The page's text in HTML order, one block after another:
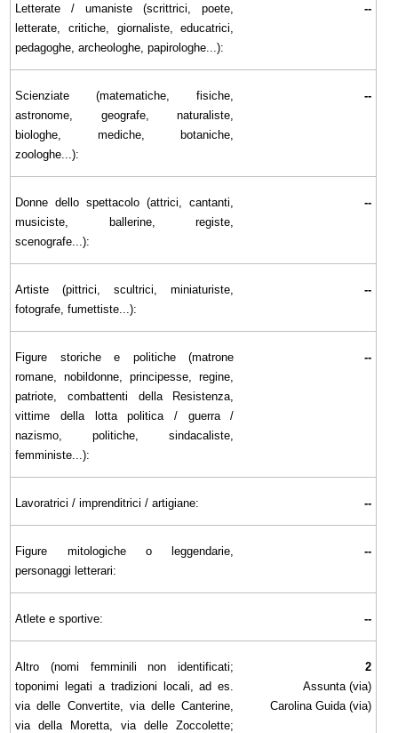
Letterate / umaniste (scrittrici, poete,
letterate, critiche, giornaliste, educatrici,
pedagoghe, archeologhe, papirologhe...):
--
Scienziate (matematiche, fisiche,
astronome, geografe, naturaliste,
biologhe, mediche, botaniche,
zoologhe...):
--
Donne dello spettacolo (attrici, cantanti,
musiciste, ballerine, registe,
scenografe...):
--
Artiste (pittrici, scultrici, miniaturiste,
fotografe, fumettiste...):
--
Figure storiche e politiche (matrone
romane, nobildonne, principesse, regine,
patriote, combattenti della Resistenza,
vittime della lotta politica / guerra /
nazismo, politiche, sindacaliste,
femministe...):
--
Lavoratrici / imprenditrici / artigiane: --
Figure mitologiche o leggendarie,
personaggi letterari:
--
Atlete e sportive: --
Altro (nomi femminili non identificati;
toponimi legati a tradizioni locali, ad es.
via delle Convertite, via delle Canterine,
via della Moretta, via delle Zoccolette;
2
Assunta (via)
Carolina Guida (via)